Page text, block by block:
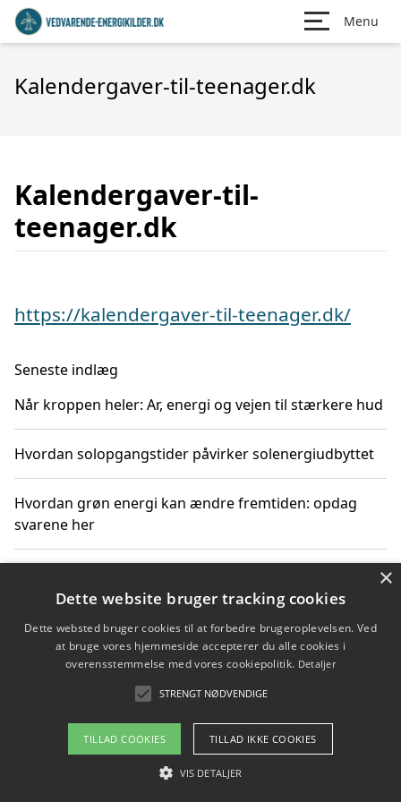
Menu
Kalendergaver-til-teenager.dk
Kalendergaver-til-
teenager.dk
https://kalendergaver-til-teenager.dk/
Seneste indlæg
Når kroppen heler: Ar, energi og vejen til stærkere hud
Hvordan solopgangstider påvirker solenergiudbyttet
Hvordan grøn energi kan ændre fremtiden: opdag
svarene her
solenergiudnyttelse
Hvordan du får svar på energispørgsmål om
vedvarende energikilder
Copyright 2026 - Pilanto Aps
Om / kontakt
Blog Betingelser
×
Dette website bruger tracking cookies
Dette websted bruger cookies til at forbedre brugeroplevelsen. Ved
at bruge vores hjemmeside accepterer du alle cookies i
overensstemmelse med vores cookiepolitik. Detaljer
STRENGT NØDVENDIGE
TILLAD COOKIES TILLAD IKKE COOKIES
VIS DETALJER